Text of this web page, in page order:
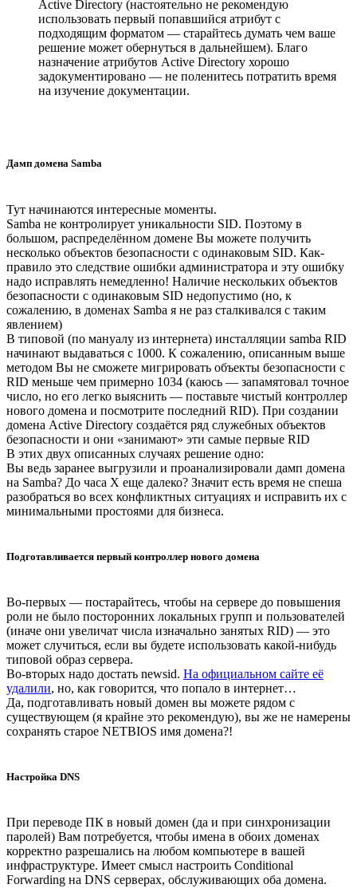
Active Directory (настоятельно не рекомендую
использовать первый попавшийся атрибут с
подходящим форматом — старайтесь думать чем ваше
решение может обернуться в дальнейшем). Благо
назначение атрибутов Active Directory хорошо
задокументировано — не поленитесь потратить время
на изучение документации.
Дамп домена Samba
Тут начинаются интересные моменты.
Samba не контролирует уникальности SID. Поэтому в
большом, распределённом домене Вы можете получить
несколько объектов безопасности с одинаковым SID. Как-
правило это следствие ошибки администратора и эту ошибку
надо исправлять немедленно! Наличие нескольких объектов
безопасности с одинаковым SID недопустимо (но, к
сожалению, в доменах Samba я не раз сталкивался с таким
явлением)
В типовой (по мануалу из интернета) инсталляции samba RID
начинают выдаваться с 1000. К сожалению, описанным выше
методом Вы не сможете мигрировать объекты безопасности с
RID меньше чем примерно 1034 (каюсь — запамятовал точное
число, но его легко выяснить — поставьте чистый контроллер
нового домена и посмотрите последний RID). При создании
домена Active Directory создаётся ряд служебных объектов
безопасности и они «занимают» эти самые первые RID
В этих двух описанных случаях решение одно:
Вы ведь заранее выгрузили и проанализировали дамп домена
на Samba? До часа X еще далеко? Значит есть время не спеша
разобраться во всех конфликтных ситуациях и исправить их с
минимальными простоями для бизнеса.
Подготавливается первый контроллер нового домена
Во-первых — постарайтесь, чтобы на сервере до повышения
роли не было посторонних локальных групп и пользователей
(иначе они увеличат числа изначально занятых RID) — это
может случиться, если вы будете использовать какой-нибудь
типовой образ сервера.
Во-вторых надо достать newsid. На официальном сайте её
удалили, но, как говорится, что попало в интернет…
Да, подготавливать новый домен вы можете рядом с
существующем (я крайне это рекомендую), вы же не намерены
сохранять старое NETBIOS имя домена?!
Настройка DNS
При переводе ПК в новый домен (да и при синхронизации
паролей) Вам потребуется, чтобы имена в обоих доменах
корректно разрешались на любом компьютере в вашей
инфраструктуре. Имеет смысл настроить Conditional
Forwarding на DNS серверах, обслуживающих оба домена.